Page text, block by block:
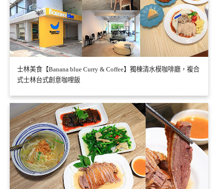
士林美食【Banana blue Curry & Coffee】獨棟清水模咖啡廳，複合
式士林台式創意咖哩飯